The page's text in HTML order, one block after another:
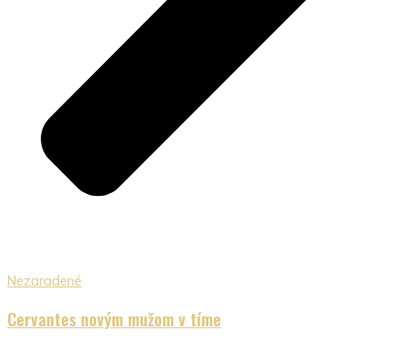
Nezaradené
Cervantes novým mužom v tíme